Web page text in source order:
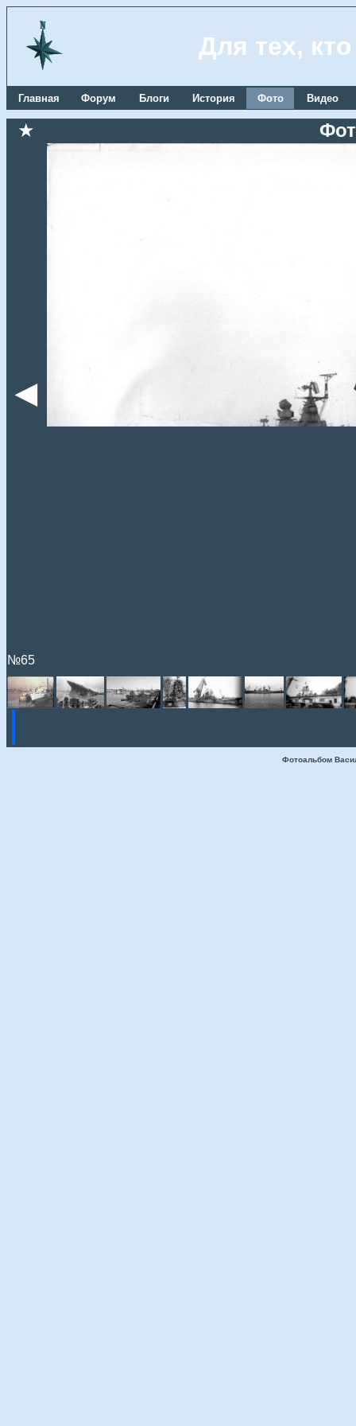
Для тех,
Главная Форум Блоги История Фото Видео
★
◄
№65
Фотоальбом